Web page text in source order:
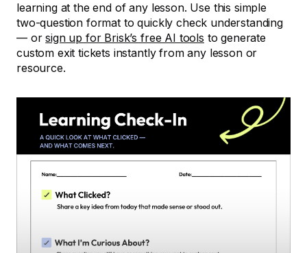
learning at the end of any lesson. Use this simple
two-question format to quickly check understanding
— orsign up for Brisk’s free AI tools to generate
custom exit tickets instantly from any lesson or
resource.